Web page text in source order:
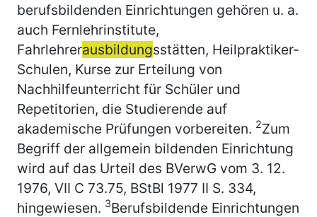
berufsbildenden Einrichtungen gehören u. a.
auch Fernlehrinstitute,
Fahrlehrerausbildungsstätten, Heilpraktiker-
Schulen, Kurse zur Erteilung von
Nachhilfeunterricht für Schüler und
Repetitorien, die Studierende auf
akademische Prüfungen vorbereiten. 2Zum
Begriff der allgemein bildenden Einrichtung
wird auf das Urteil des BVerwG vom 3. 12.
1976, VII C 73.75, BStBl 1977 II S. 334,
hingewiesen. 3Berufsbildende Einrichtungen